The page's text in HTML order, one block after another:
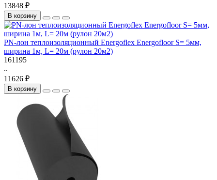
13848 ₽
В корзину
PN-лон теплоизоляционный Energoflex Energofloor S= 5мм,
ширина 1м, L= 20м (рулон 20м2)
161195
..
11626 ₽
В корзину